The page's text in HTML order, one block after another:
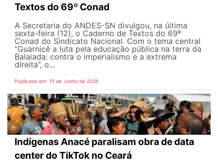
Textos do 69º Conad
A Secretaria do ANDES-SN divulgou, na última
sexta-feira (12), o Caderno de Textos do 69º
Conad do Sindicato Nacional. Com o tema central
“Guarnicê a luta pela educação pública na terra da
Balaiada: contra o imperialismo e a extrema
direita”, o...
Publicado em: 15 de Junho de 2026
Indígenas Anacé paralisam obra de data
center do TikTok no Ceará